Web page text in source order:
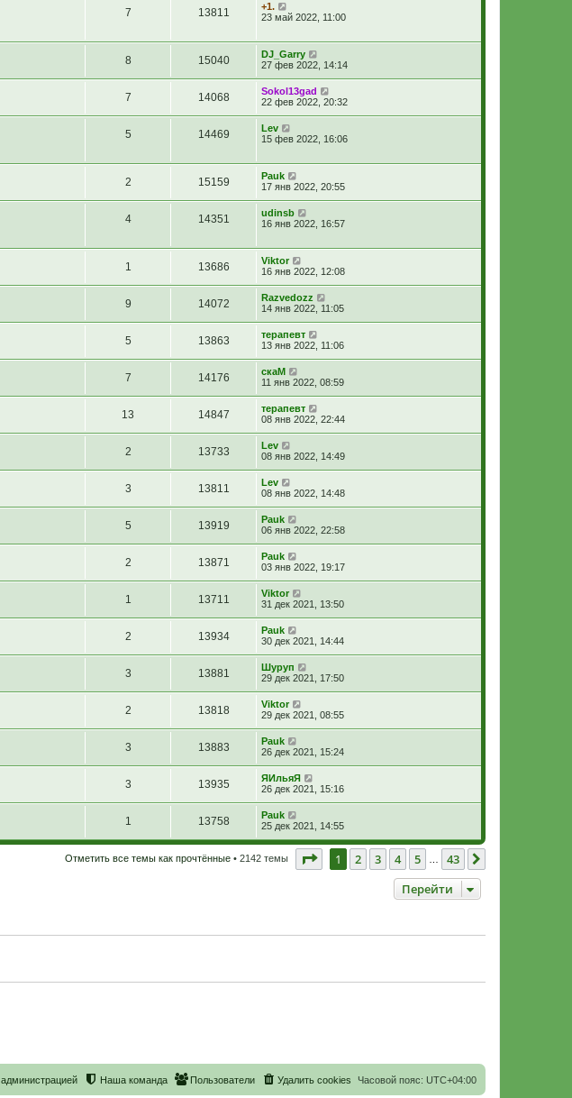
7 13811
+1.
23 май 2022, 11:00
8 15040
DJ_Garry
27 фев 2022, 14:14
7 14068
Sokol13gad
22 фев 2022, 20:32
5 14469
Lev
15 фев 2022, 16:06
2 15159
Pauk
17 янв 2022, 20:55
4 14351
udinsb
16 янв 2022, 16:57
1 13686
Viktor
16 янв 2022, 12:08
9 14072
Razvedozz
14 янв 2022, 11:05
5 13863
терапевт
13 янв 2022, 11:06
7 14176
скаМ
11 янв 2022, 08:59
13 14847
терапевт
08 янв 2022, 22:44
2 13733
Lev
08 янв 2022, 14:49
3 13811
Lev
08 янв 2022, 14:48
5 13919
Pauk
06 янв 2022, 22:58
2 13871
Pauk
03 янв 2022, 19:17
1 13711
Viktor
31 дек 2021, 13:50
2 13934
Pauk
30 дек 2021, 14:44
3 13881
Шуруп
29 дек 2021, 17:50
2 13818
Viktor
29 дек 2021, 08:55
3 13883
Pauk
26 дек 2021, 15:24
3 13935
ЯИльяЯ
26 дек 2021, 15:16
1 13758
Pauk
25 дек 2021, 14:55
Отметить все темы как прочтённые • 2142 темы Страница1 из 43
1 2 3 4 5 43
Перейти
Часовой пояс: UTC+04:00
Удалить cookies
Пользователи
Наша команда
администрацией